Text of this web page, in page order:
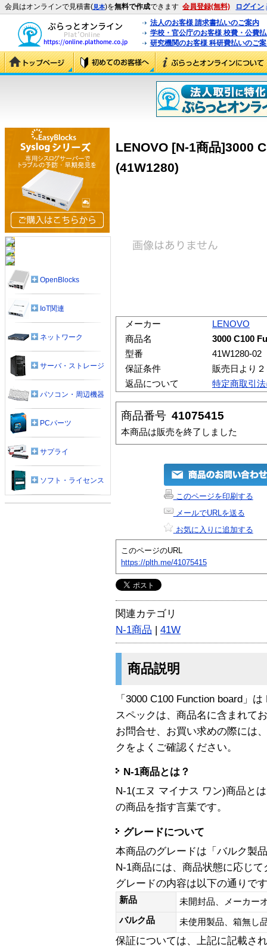
会員はオンラインで見積書(見本)を無料で作成できます 会員登録(無料) ログイン
法人のお客様 請求書払いのご案内
学校・官公庁のお客様 校費・公費
研究機関のお客様 科研費払いのご
LENOVO [N-1商品]3000
(41W1280)
メーカー
LENOVO
商品名
3000 C100
型番
41W1280-02
保証条件
販売日より
返品について
特定商取引
商品番号 41075415
本商品は販売を終了しました
このページを印刷する
メールでURLを送る
お気に入りに追加する
このページのURL
https://plth.me/41075415
関連カテゴリ
N-1商品 | 41W
商品説明
「3000 C100 Function board」
スペックは、商品名に含まれて
お問合せ、お買い求めの際には
クをよくご確認ください。
N-1商品とは？
N-1(エヌ マイナス ワン)商品と
の商品を指す言葉です。
グレードについて
本商品のグレードは「バルク製
N-1商品には、商品状態に応じ
グレードの内容は以下の通りで
新品
未開封品、メーカー
バルク品
未使用製品、箱無
保証については、上記に記載さ
OpenBlocks
IoT関連
ネットワーク
サーバ・ストレージ
パソコン・周辺機器
PCパーツ
サプライ
ソフト・ライセンス